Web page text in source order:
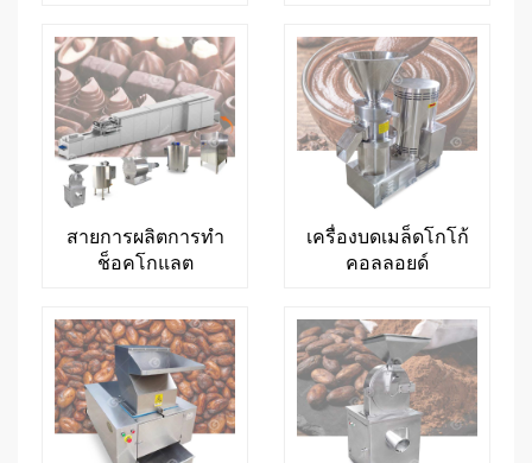
สายการผลิตการทำ
ช็อคโกแลต
เครื่องบดเมล็ดโกโก้
คอลลอยด์